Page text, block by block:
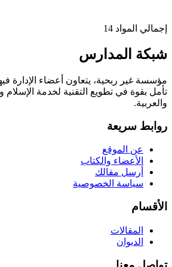
إجمالي المواد 14
شبكة المدارس
مؤسسة غير ربحية، يتعاون أعضاء الإدارة
تأمل بقوة في تطويع التقنية لخدمة الإسلام
والعربية.
روابط سريعة
عن الموقع
الأعضاء والكتاب
أرسل مقالك
سياسة الخصوصية
الأقسام
المقالات
الديوان